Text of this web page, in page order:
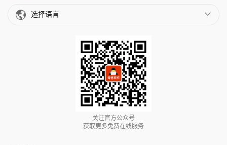
选择语言
关注官方公众号
获取更多免费在线服务